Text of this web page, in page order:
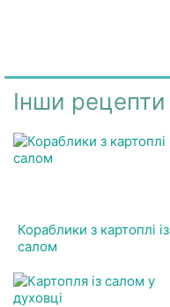
Інши рецепти
Кораблики з картоплі із
салом